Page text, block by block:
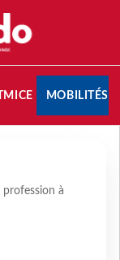
MICE MOBILITÉS
profession à